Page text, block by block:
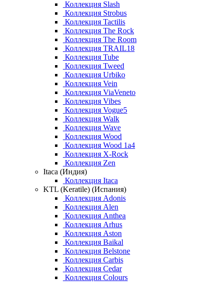
Коллекция Slash
Коллекция Strobus
Коллекция Tactilis
Коллекция The Rock
Коллекция The Room
Коллекция TRAIL18
Коллекция Tube
Коллекция Tweed
Коллекция Urbiko
Коллекция Vein
Коллекция ViaVeneto
Коллекция Vibes
Коллекция Vogue5
Коллекция Walk
Коллекция Wave
Коллекция Wood
Коллекция Wood 1a4
Коллекция X-Rock
Коллекция Zen
Itaca (Индия)
Коллекция Itaca
KTL (Keratile) (Испания)
Коллекция Adonis
Коллекция Alen
Коллекция Anthea
Коллекция Arhus
Коллекция Aston
Коллекция Baikal
Коллекция Belstone
Коллекция Carbis
Коллекция Cedar
Коллекция Colours